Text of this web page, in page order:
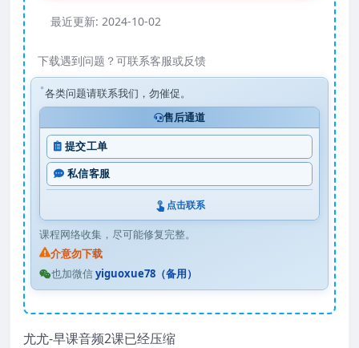
最近更新: 2024-10-02
下载遇到问题？可联系客服或反馈
各类问题请联系我们，勿催促。
售后通道
提交工单
私信客服
点击联系
课程网络收集，尽可能修复完整。
介意勿下载
也加微信yiguoxue78（备用）
尤尤-早课音频2课已经压缩